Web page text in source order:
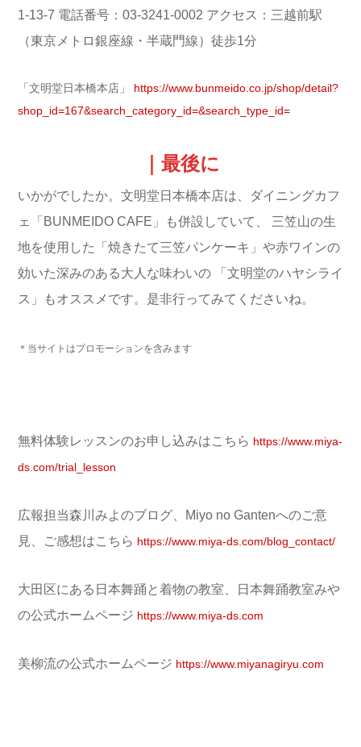
1-13-7 電話番号：03-3241-0002 アクセス：三越前駅
（東京メトロ銀座線・半蔵門線）徒歩1分
「文明堂日本橋本店」
https://www.bunmeido.co.jp/shop/detail?
shop_id=167&search_category_id=&search_type_id=
｜最後に
いかがでしたか。文明堂日本橋本店は、ダイニングカフ
ェ「BUNMEIDO CAFE」も併設していて、
三笠山の生
地を使用した「焼きたて三笠パンケーキ」や赤ワインの
効いた深みのある大人な味わいの 「文明堂のハヤシライ
ス」もオススメです。 是非行ってみてくださいね。
＊当サイトはプロモーションを含みます
無料体験レッスンのお申し込みはこちら https://www.miya-
ds.com/trial_lesson
広報担当森川みよのブログ、Miyo no Gantenへのご意
見、ご感想はこちら https://www.miya-ds.com/blog_contact/
大田区にある日本舞踊と着物の教室、日本舞踊教室みや
の公式ホームページ https://www.miya-ds.com
美柳流の公式ホームページ https://www.miyanagiryu.com